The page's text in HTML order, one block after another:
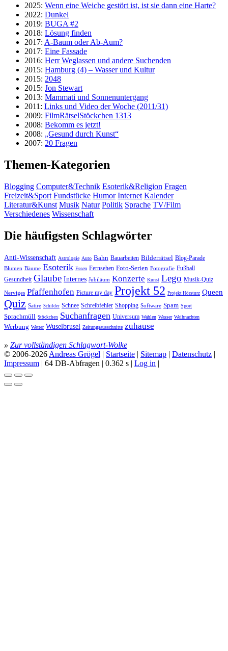
2025: Wenn eine Weiche gestört ist, ist sie dann eine Harte?
2022: Dunkel
2019: BUGA #2
2018: Lösung finden
2017: A-Baum oder Ab-Aum?
2017: Eine Fassade
2016: Herr Weglassen und andere Suchenden
2015: Hamburg (4) – Wasser und Kultur
2015: 2048
2015: Jon Stewart
2013: Mammati und Sonnenuntergang
2011: Links und Video der Woche (2011/31)
2009: FilmRätselStöckchen 1313
2008: Bekomm es jetzt!
2008: „Gesund durch Kunst“
2007: 20 Fragen
Themen-Kategorien
Blogging Computer&Technik Esoterik&Religion Fragen
Freizeit&Sport Fundstücke Humor Internet Kalender
Literatur&Kunst Musik Natur Politik Sprache TV/Film
Verschiedenes Wissenschaft
Die häufigsten Schlagwörter
Anti-Wissenschaft Astrologie Auto Bahn Bauarbeiten Bilderrätsel Blog-Parade
Blumen Bäume Esoterik Essen Fernsehen Foto-Serien Fotografie Fußball
Gesundheit Glaube Internes Jubiläum Konzerte Kunst Lego Musik-Quiz
Nerviges Pfaffenhofen Picture my day Projekt 52 Projekt Hörsturz Queen
Quiz Satire Schilder Schnee Schreibfehler Shopping Software Spam Sport
Sprachmüll Stöckchen Suchanfragen Universum Wahlen Wasser Weihnachten
Werbung Wetter Wuselbrusel Zeitungsausschnitte zuhause
» Zur vollständigen Schlagwort-Wolke
© 2006-2026 Andreas Grögel | Startseite | Sitemap | Datenschutz |
Impressum | 64 DB-Abfragen | 0.362 s | Log in |